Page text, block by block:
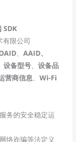
SDK
有限公司
、AAID、
设备型号、设备品
营商信息、Wi-Fi
务的安全稳定运
络诈骗等法定义